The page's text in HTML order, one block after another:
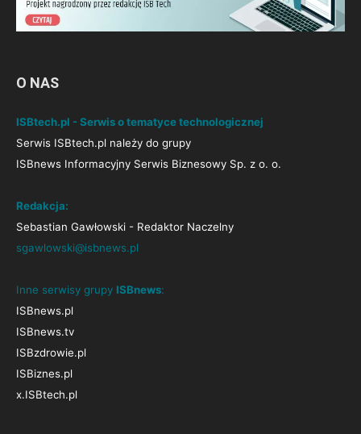
O NAS
ISBtech.pl - Serwis o tematyce technologicznej
Serwis ISBtech.pl należy do grupy
ISBnews Informacyjny Serwis Biznesowy Sp. z o. o.
Redakcja:
Sebastian Gawłowski - Redaktor Naczelny
sgawlowski@isbnews.pl
Inne serwisy grupy ISBnews:
ISBnews.pl
ISBnews.tv
ISBzdrowie.pl
ISBiznes.pl
x.ISBtech.pl